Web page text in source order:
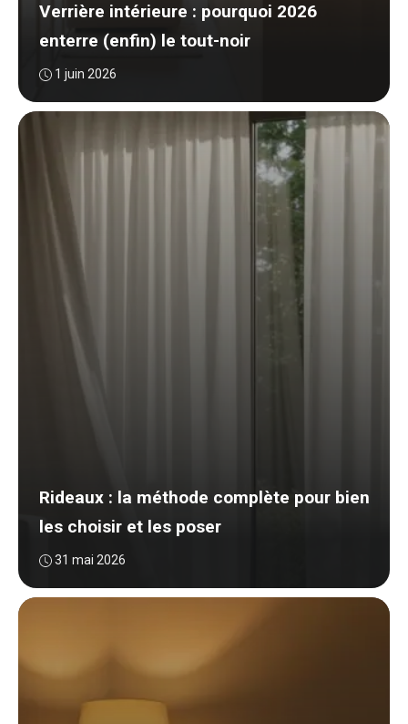
Verrière intérieure : pourquoi 2026
enterre (enfin) le tout-noir
1 juin 2026
Rideaux : la méthode complète pour bien
les choisir et les poser
31 mai 2026